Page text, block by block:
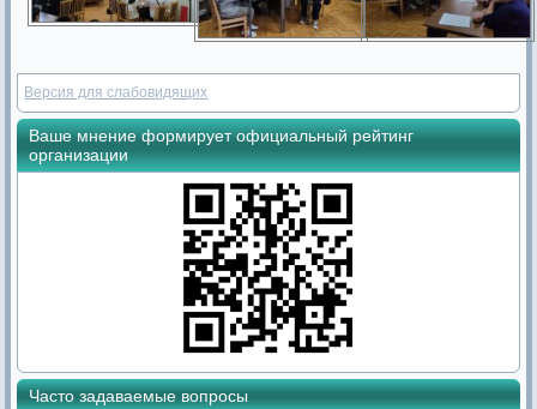
Версия для слабовидящих
Ваше мнение формирует официальный рейтинг
организации
Часто задаваемые вопросы